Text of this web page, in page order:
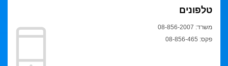
טלפונים
משרד: 08-856-2007
פקס: 08-856-465